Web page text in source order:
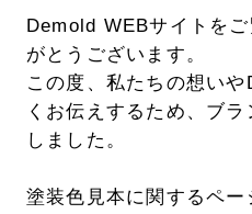
Demold WEBサイトを
がとうございます。
この度、私たちの想い
くお伝えするため、ブ
しました。
塗装色見本に関するペ